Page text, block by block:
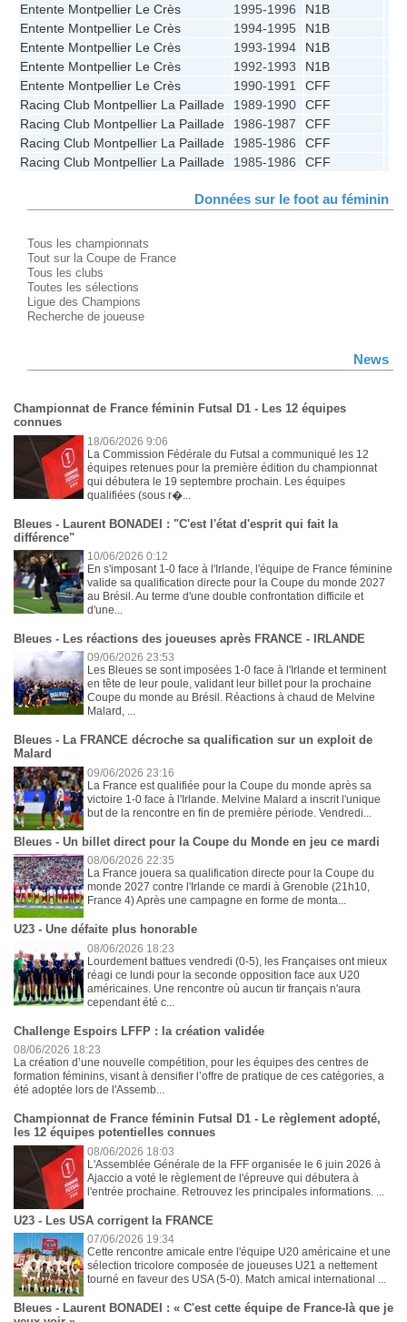
Entente Montpellier Le Crès
1995-1996 N1B
Entente Montpellier Le Crès
1994-1995 N1B
Entente Montpellier Le Crès
1993-1994 N1B
Entente Montpellier Le Crès
1992-1993 N1B
Entente Montpellier Le Crès
1990-1991 CFF
Racing Club Montpellier La Paillade
1989-1990 CFF
Racing Club Montpellier La Paillade
1986-1987 CFF
Racing Club Montpellier La Paillade
1985-1986 CFF
Racing Club Montpellier La Paillade
1985-1986 CFF
Données sur le foot au féminin
Tous les championnats
Tout sur la Coupe de France
Tous les clubs
Toutes les sélections
Ligue des Champions
Recherche de joueuse
News
Championnat de France féminin Futsal D1 - Les 12 équipes
connues
18/06/2026 9:06
La Commission Fédérale du Futsal a communiqué les 12
équipes retenues pour la première édition du championnat
qui débutera le 19 septembre prochain. Les équipes
qualifiées (sous r�...
Bleues - Laurent BONADEI : "C'est l'état d'esprit qui fait la
différence"
10/06/2026 0:12
En s'imposant 1-0 face à l'Irlande, l'équipe de France féminine
valide sa qualification directe pour la Coupe du monde 2027
au Brésil. Au terme d'une double confrontation difficile et
d'une...
Bleues - Les réactions des joueuses après FRANCE - IRLANDE
09/06/2026 23:53
Les Bleues se sont imposées 1-0 face à l'Irlande et terminent
en tête de leur poule, validant leur billet pour la prochaine
Coupe du monde au Brésil. Réactions à chaud de Melvine
Malard, ...
Bleues - La FRANCE décroche sa qualification sur un exploit de
Malard
09/06/2026 23:16
La France est qualifiée pour la Coupe du monde après sa
victoire 1-0 face à l'Irlande. Melvine Malard a inscrit l'unique
but de la rencontre en fin de première période. Vendredi...
Bleues - Un billet direct pour la Coupe du Monde en jeu ce mardi
08/06/2026 22:35
La France jouera sa qualification directe pour la Coupe du
monde 2027 contre l'Irlande ce mardi à Grenoble (21h10,
France 4) Après une campagne en forme de monta...
U23 - Une défaite plus honorable
08/06/2026 18:23
Lourdement battues vendredi (0-5), les Françaises ont mieux
réagi ce lundi pour la seconde opposition face aux U20
américaines. Une rencontre où aucun tir français n'aura
cependant été c...
Challenge Espoirs LFFP : la création validée
08/06/2026 18:23
La création d’une nouvelle compétition, pour les équipes des centres de
formation féminins, visant à densifier l’offre de pratique de ces catégories, a
été adoptée lors de l'Assemb...
Championnat de France féminin Futsal D1 - Le règlement adopté,
les 12 équipes potentielles connues
08/06/2026 18:03
L'Assemblée Générale de la FFF organisée le 6 juin 2026 à
Ajaccio a voté le règlement de l'épreuve qui débutera à
l'entrée prochaine. Retrouvez les principales informations. ...
U23 - Les USA corrigent la FRANCE
07/06/2026 19:34
Cette rencontre amicale entre l'équipe U20 américaine et une
sélection tricolore composée de joueuses U21 a nettement
tourné en faveur des USA (5-0). Match amical international ...
Bleues - Laurent BONADEI : « C'est cette équipe de France-là que je